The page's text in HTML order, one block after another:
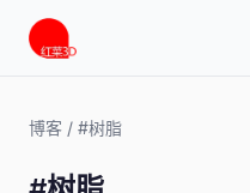
博客 / #树脂